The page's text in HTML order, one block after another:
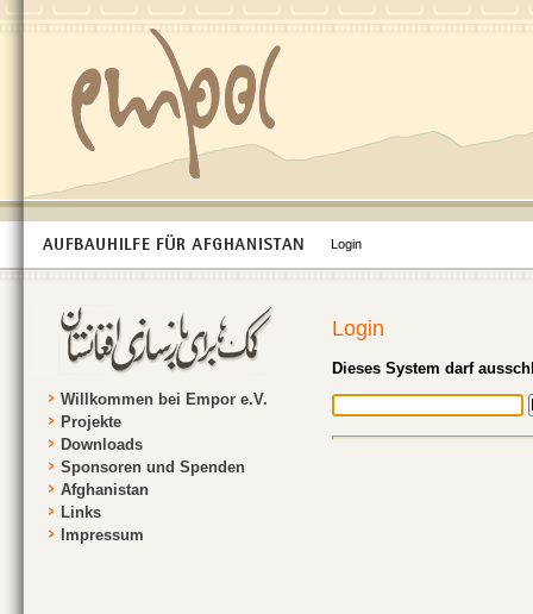
Login
Willkommen bei Empor e.V.
Projekte
Downloads
Sponsoren und Spenden
Afghanistan
Links
Impressum
Login
Dieses System darf